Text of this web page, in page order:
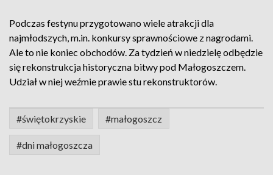
Podczas festynu przygotowano wiele atrakcji dla
najmłodszych, m.in. konkursy sprawnościowe z nagrodami.
Ale to nie koniec obchodów. Za tydzień w niedzielę odbędzie
się rekonstrukcja historyczna bitwy pod Małogoszczem.
Udział w niej weźmie prawie stu rekonstruktorów.
#świętokrzyskie #małogoszcz
#dni małogoszcza